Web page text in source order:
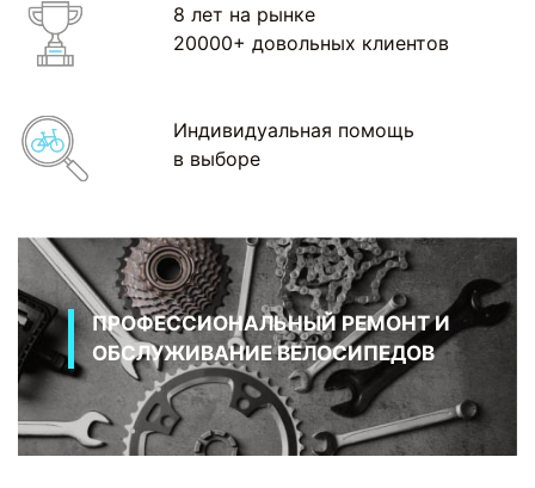
8 лет на рынке
20000+ довольных клиентов
Индивидуальная помощь
в выборе
ПРОФЕССИОНАЛЬНЫЙ РЕМОНТ И
ОБСЛУЖИВАНИЕ ВЕЛОСИПЕДОВ